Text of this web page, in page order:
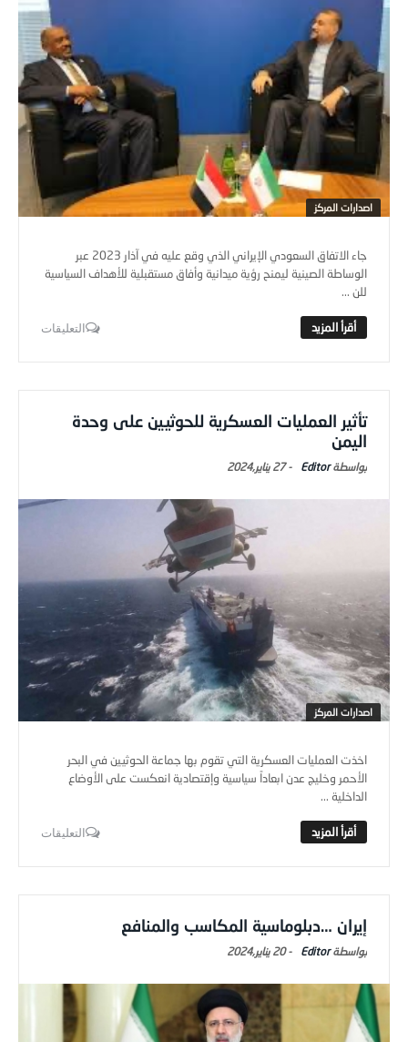
اصدارات المركز
جاء الاتفاق السعودي الإيراني الذي وقع عليه في آذار 2023 عبر
الوساطة الصينية ليمنح رؤية ميدانية وأفاق مستقبلية للأهداف السياسية
للن ...
التعليقات
تأثير العمليات العسكرية للحوثيين على وحدة
اليمن
Editor
-27 يناير,2024
اصدارات المركز
اخذت العمليات العسكرية التي تقوم بها جماعة الحوثيين في البحر
الأحمر وخليج عدن ابعاداً سياسية وإقتصادية انعكست على الأوضاع
الداخلية ...
التعليقات
إيران …دبلوماسية المكاسب والمنافع
Editor
-20 يناير,2024